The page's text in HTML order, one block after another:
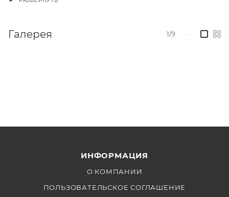
Галерея 1/9
ИНФОРМАЦИЯ
О КОМПАНИИ
ПОЛЬЗОВАТЕЛЬСКОЕ СОГЛАШЕНИЕ